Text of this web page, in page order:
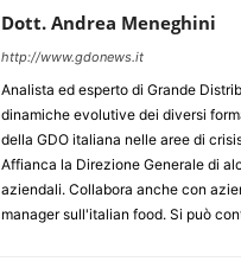
Dott. Andrea Meneghini
http://www.gdonews.it
Analista ed esperto di Grande
dinamiche evolutive dei diversi
della GDO italiana nelle aree di
Affianca la Direzione Generale di
aziendali. Collabora anche con
manager sull'italian food. Si può